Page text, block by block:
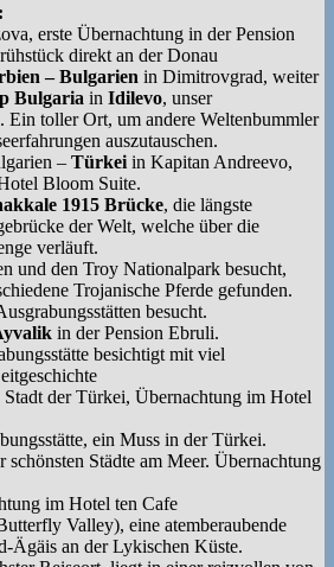
erste Übernachtung in der Pension
direkt an der Donau
– Bulgarien in Dimitrovgrad, weiter
Bulgaria in Idilevo, unser
Ein toller Ort, um andere Weltenbummler
auszutauschen.
– Türkei in Kapitan Andreevo,
Bloom Suite.
1915 Brücke, die längste
der Welt, welche über die
verläuft.
und den Troy Nationalpark besucht,
Trojanische Pferde gefunden.
besucht.
in der Pension Ebruli.
besichtigt mit viel
der Türkei, Übernachtung im Hotel
ein Muss in der Türkei.
schönsten Städte am Meer. Übernachtung
im Hotel ten Cafe
Valley), eine atemberaubende
Ägäis an der Lykischen Küste.